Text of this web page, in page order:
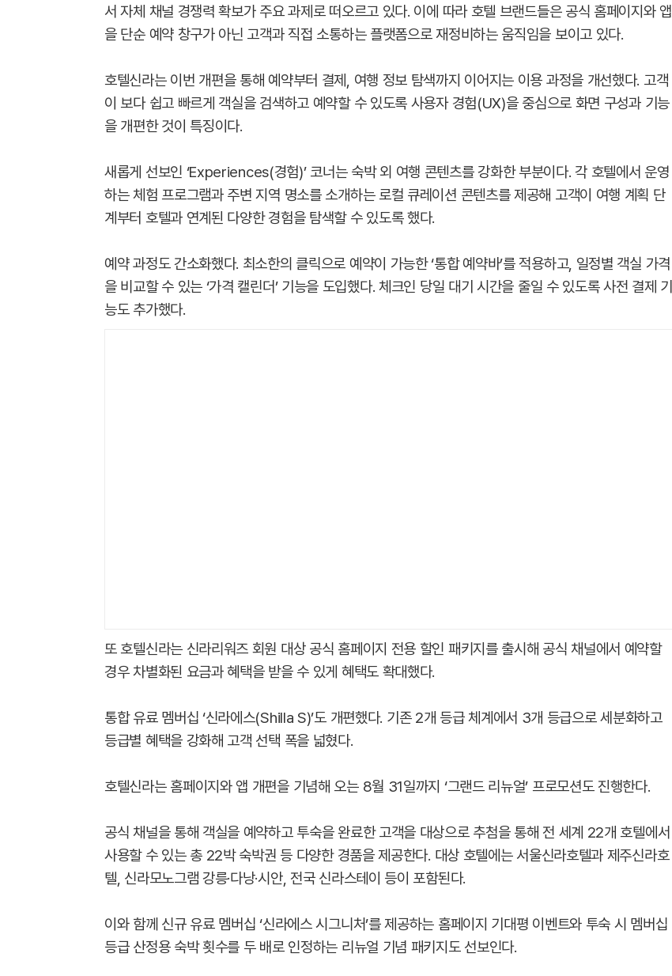
서 자체 채널 경쟁력 확보가 주요 과제로 떠오르고 있다. 이에 따라 호텔 브랜드들은 공식 홈페이지와 앱
을 단순 예약 창구가 아닌 고객과 직접 소통하는 플랫폼으로 재정비하는 움직임을 보이고 있다.
호텔신라는 이번 개편을 통해 예약부터 결제, 여행 정보 탐색까지 이어지는 이용 과정을 개선했다. 고객
이 보다 쉽고 빠르게 객실을 검색하고 예약할 수 있도록 사용자 경험(UX)을 중심으로 화면 구성과 기능
을 개편한 것이 특징이다.
새롭게 선보인 ‘Experiences(경험)’ 코너는 숙박 외 여행 콘텐츠를 강화한 부분이다. 각 호텔에서 운영
하는 체험 프로그램과 주변 지역 명소를 소개하는 로컬 큐레이션 콘텐츠를 제공해 고객이 여행 계획 단
계부터 호텔과 연계된 다양한 경험을 탐색할 수 있도록 했다.
예약 과정도 간소화했다. 최소한의 클릭으로 예약이 가능한 ‘통합 예약바’를 적용하고, 일정별 객실 가격
을 비교할 수 있는 ‘가격 캘린더’ 기능을 도입했다. 체크인 당일 대기 시간을 줄일 수 있도록 사전 결제 기
능도 추가했다.
또 호텔신라는 신라리워즈 회원 대상 공식 홈페이지 전용 할인 패키지를 출시해 공식 채널에서 예약할
경우 차별화된 요금과 혜택을 받을 수 있게 혜택도 확대했다.
통합 유료 멤버십 ‘신라에스(Shilla S)’도 개편했다. 기존 2개 등급 체계에서 3개 등급으로 세분화하고
등급별 혜택을 강화해 고객 선택 폭을 넓혔다.
호텔신라는 홈페이지와 앱 개편을 기념해 오는 8월 31일까지 ‘그랜드 리뉴얼’ 프로모션도 진행한다.
공식 채널을 통해 객실을 예약하고 투숙을 완료한 고객을 대상으로 추첨을 통해 전 세계 22개 호텔에서
사용할 수 있는 총 22박 숙박권 등 다양한 경품을 제공한다. 대상 호텔에는 서울신라호텔과 제주신라호
텔, 신라모노그램 강릉·다낭·시안, 전국 신라스테이 등이 포함된다.
이와 함께 신규 유료 멤버십 ‘신라에스 시그니처’를 제공하는 홈페이지 기대평 이벤트와 투숙 시 멤버십
등급 산정용 숙박 횟수를 두 배로 인정하는 리뉴얼 기념 패키지도 선보인다.